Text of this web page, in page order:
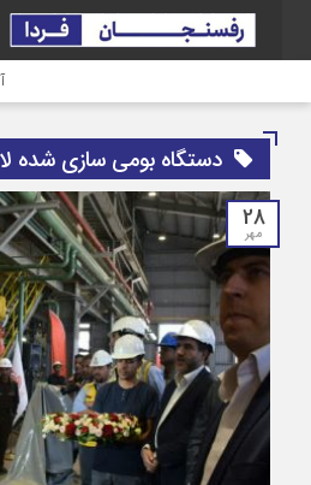
دستگاه بومی سازی شده
28
مهر